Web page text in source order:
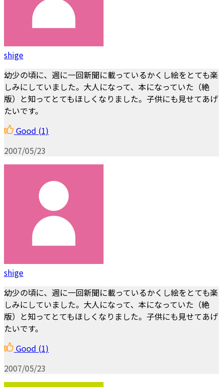
shige
幼少の頃に、週に一回新聞に載っているかくし絵をとても楽
しみにしていました。大人になって、本になっていた（絶
版）と知ってとてもほしくなりました。子供にも見せてあげ
たいです。
Good (1)
2007/05/23
shige
幼少の頃に、週に一回新聞に載っているかくし絵をとても楽
しみにしていました。大人になって、本になっていた（絶
版）と知ってとてもほしくなりました。子供にも見せてあげ
たいです。
Good (1)
2007/05/23